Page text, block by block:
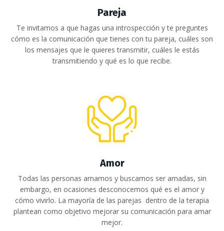
Pareja
Te invitamos a que hagas una introspección y te preguntes
cómo es la comunicación que tienes con tu pareja, cuáles son
los mensajes que le quieres transmitir, cuáles le estás
transmitiendo y qué es lo que recibe.
Amor
Todas las personas amamos y buscamos ser amadas, sin
embargo, en ocasiones desconocemos qué es el amor y
cómo vivirlo. La mayoría de las parejas dentro de la terapia
plantean como objetivo mejorar su comunicación para amar
mejor.